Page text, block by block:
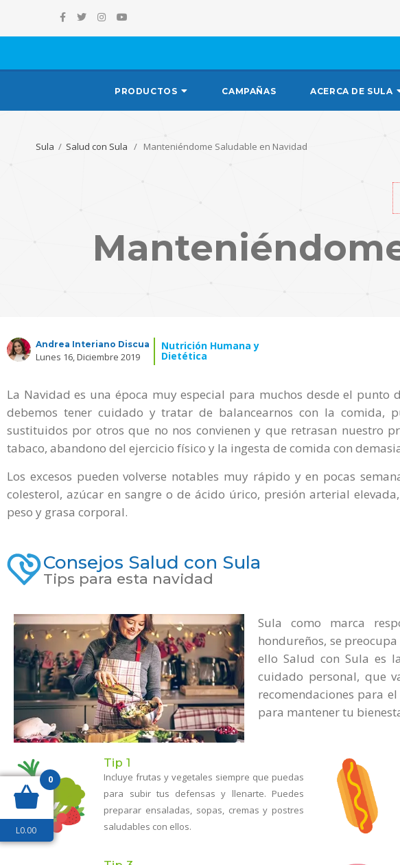
PRODUCTOS CAMPAÑAS ACERCA DE SULA
Sula / Salud con Sula / Manteniéndome Saludable en Navidad
Andrea Interiano Discua
Lunes 16, Diciembre 2019
Nutrición Humana y
Dietética
La Navidad es una época muy especial para muchos desde el punto
debemos tener cuidado y tratar de balancearnos con la comida,
sustituidos por otros que no nos convienen y que retrasan nuestro
tabaco, abandono del ejercicio físico y la ingesta de comida con
Los excesos pueden volverse notables muy rápido y en pocas
colesterol, azúcar en sangre o de ácido úrico, presión arterial
peso y grasa corporal.
Consejos Salud con Sula
Tips para esta navidad
Sula como marca
hondureños, se
ello Salud con Sula es
cuidado personal, que
recomendaciones para
para mantener tu
Tip 1
Incluye frutas y vegetales siempre que puedas
para subir tus defensas y llenarte. Puedes
preparar ensaladas, sopas, cremas y postres
saludables con ellos.
0
L0.00